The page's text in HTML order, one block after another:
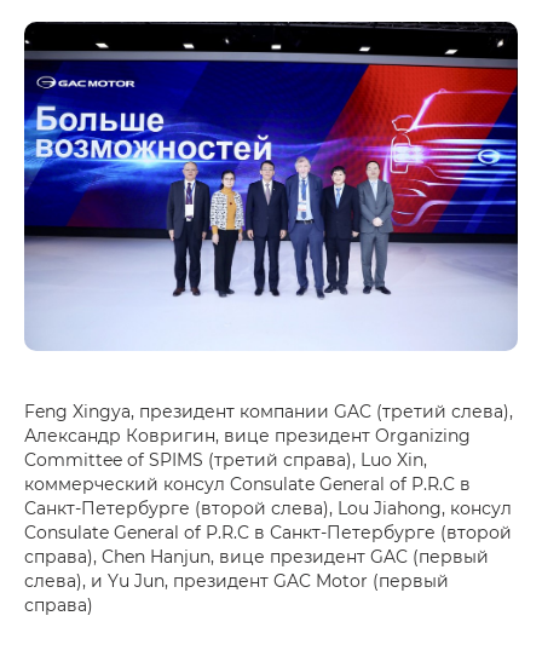
Feng Xingya, президент компании GAC (третий слева),
Александр Ковригин, вице президент Organizing
Committee of SPIMS (третий справа), Luo Xin,
коммерческий консул Consulate General of P.R.C в
Санкт-Петербурге (второй слева), Lou Jiahong, консул
Consulate General of P.R.C в Санкт-Петербурге (второй
справа), Chen Hanjun, вице президент GAC (первый
слева), и Yu Jun, президент GAC Motor (первый
справа)